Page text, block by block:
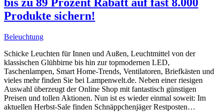
bis zu 89 Prozent Rabatt auf fast 8.000
Produkte sichern!
Beleuchtung
Schicke Leuchten für Innen und Außen, Leuchtmittel von der
klassischen Glühbirne bis hin zur topmodernen LED,
Taschenlampen, Smart Home-Trends, Ventilatoren, Briefkästen und
vieles mehr finden Sie bei Lampenwelt.de. Neben einer riesigen
Auswahl überzeugt der Online Shop mit fantastisch günstigen
Preisen und tollen Aktionen. Nun ist es wieder einmal soweit: Im
aktuellen Herbst-Sale finden Schnäppchenjäger Restposten…